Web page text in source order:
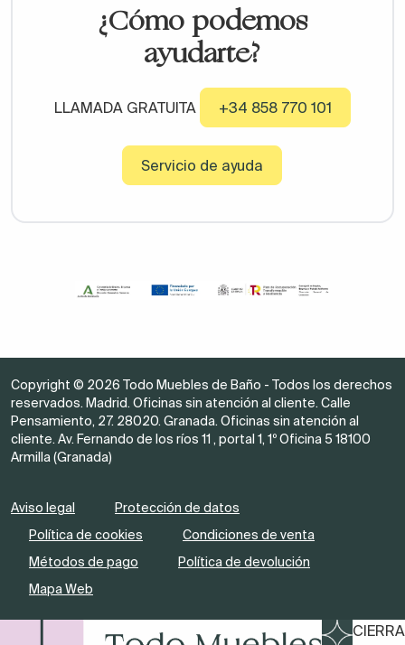
¿Cómo podemos
ayudarte?
LLAMADA GRATUITA +34 858 770 101
Servicio de ayuda
Copyright © 2026 Todo Muebles de Baño - Todos los derechos
reservados. Madrid. Oficinas sin atención al cliente. Calle
Pensamiento, 27. 28020. Granada. Oficinas sin atención al
cliente. Av. Fernando de los ríos 11 , portal 1, 1º Oficina 5 18100
Armilla (Granada)
Aviso legal
Protección de datos
Política de cookies
Condiciones de venta
Métodos de pago
Política de devolución
Mapa Web
CIERRA